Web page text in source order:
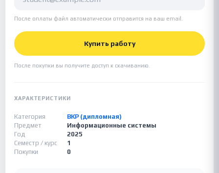
После оплаты файл автоматически отправится на ваш email.
Купить работу
После покупки вы получите доступ к скачиванию.
ХАРАКТЕРИСТИКИ
Категория
ВКР (дипломная)
Предмет
Информационные системы
Год
2025
Семестр / курс
1
Покупки
0